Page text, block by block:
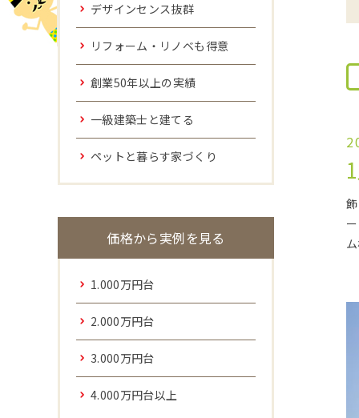
デザインセンス抜群
リフォーム・リノベも得意
創業50年以上の実績
一級建築士と建てる
ペットと暮らす家づくり
価格から実例を見る
1.000万円台
2.000万円台
3.000万円台
4.000万円台以上